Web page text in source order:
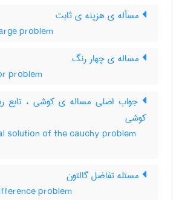
مسأله ی هزینه ی ثابت
problem
مساله ی چهار رنگ
problem
جواب اصلی مساله ی کوشی ، تابع
کوشی
solution of the cauchy problem
مسئله تفاضل گالتون
problem